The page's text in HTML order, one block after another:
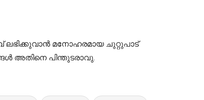
ലഭിക്കുവാൻ മനോഹരമായ ചുറ്റുപാട്
അതിനെ പിന്തുടരാവു.